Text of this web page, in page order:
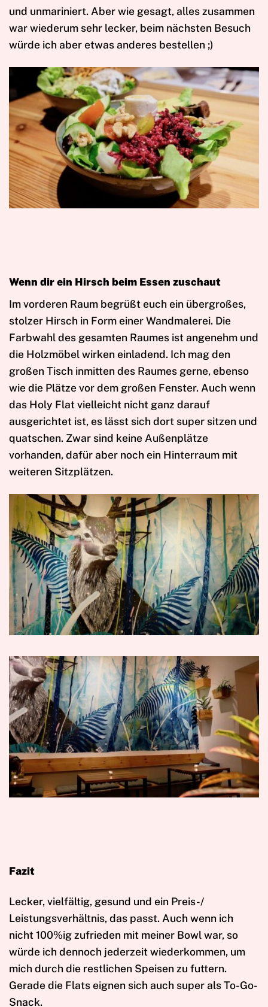
und unmariniert. Aber wie gesagt, alles zusammen
war wiederum sehr lecker, beim nächsten Besuch
würde ich aber etwas anderes bestellen ;)
Wenn dir ein Hirsch beim Essen zuschaut
Im vorderen Raum begrüßt euch ein übergroßes,
stolzer Hirsch in Form einer Wandmalerei. Die
Farbwahl des gesamten Raumes ist angenehm und
die Holzmöbel wirken einladend. Ich mag den
großen Tisch inmitten des Raumes gerne, ebenso
wie die Plätze vor dem großen Fenster. Auch wenn
das Holy Flat vielleicht nicht ganz darauf
ausgerichtet ist, es lässt sich dort super sitzen und
quatschen. Zwar sind keine Außenplätze
vorhanden, dafür aber noch ein Hinterraum mit
weiteren Sitzplätzen.
Fazit
Lecker, vielfältig, gesund und ein Preis-/
Leistungsverhältnis, das passt. Auch wenn ich
nicht 100%ig zufrieden mit meiner Bowl war, so
würde ich dennoch jederzeit wiederkommen, um
mich durch die restlichen Speisen zu futtern.
Gerade die Flats eignen sich auch super als To-Go-
Snack.